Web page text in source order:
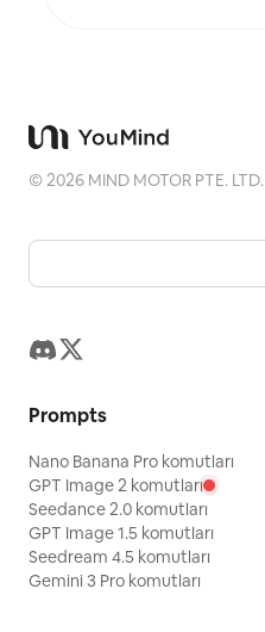
©2026 MIND MOTOR PTE. LTD.
Prompts
Nano Banana Pro komutları
GPT Image 2 komutları
Seedance 2.0 komutları
GPT Image 1.5 komutları
Seedream 4.5 komutları
Gemini 3 Pro komutları